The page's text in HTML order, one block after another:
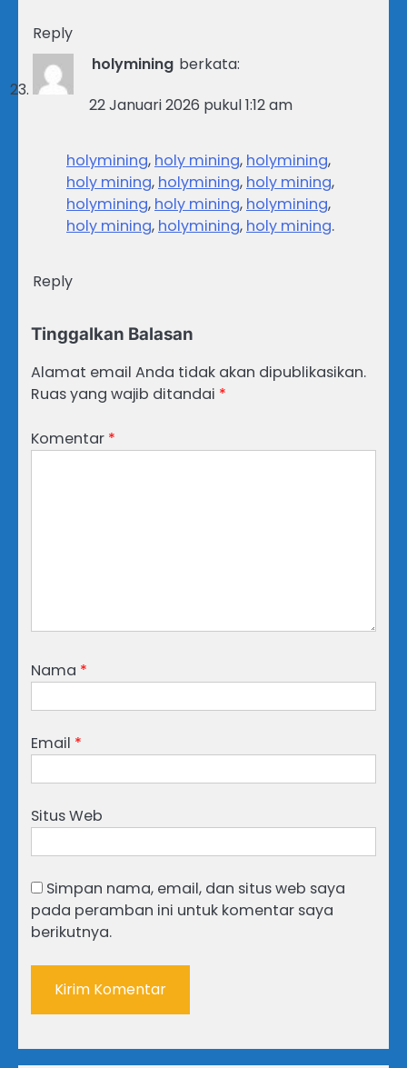
Reply
holymining berkata:
22 Januari 2026 pukul 1:12 am
holymining, holy mining, holymining,
holy mining, holymining, holy mining,
holymining, holy mining, holymining,
holy mining, holymining, holy mining.
Reply
Tinggalkan Balasan
Alamat email Anda tidak akan dipublikasikan.
Ruas yang wajib ditandai *
Komentar *
Nama *
Email *
Situs Web
Simpan nama, email, dan situs web saya
pada peramban ini untuk komentar saya
berikutnya.